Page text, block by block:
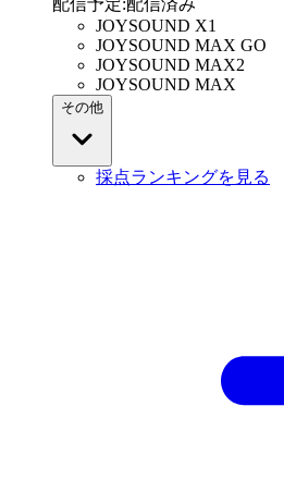
配信予定:配信済み
JOYSOUND X1
JOYSOUND MAX GO
JOYSOUND MAX2
JOYSOUND MAX
その他
採点ランキングを見る